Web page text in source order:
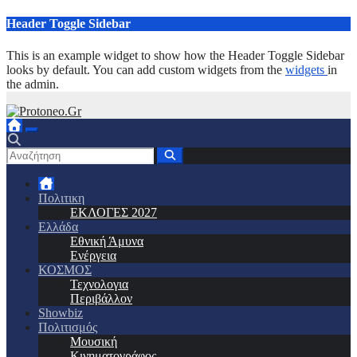
Μετάβαση
περιεχόμενο
Header Toggle Sidebar
This is an example widget to show how the Header Toggle Sidebar
looks by default. You can add custom widgets from the widgets in
the admin.
Πολιτικη
ΕΚΛΟΓΕΣ 2027
Ελλάδα
Εθνική Άμυνα
Ενέργεια
ΚΟΣΜΟΣ
Τεχνολογια
Περιβάλλον
Showbiz
Πολιτισμός
Μουσική